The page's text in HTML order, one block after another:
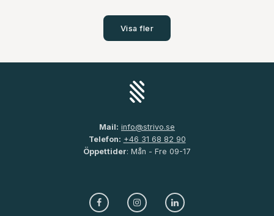
Visa fler
Mail: info@strivo.se
Telefon: +46 31 68 82 90
Öppettider: Mån - Fre 09-17